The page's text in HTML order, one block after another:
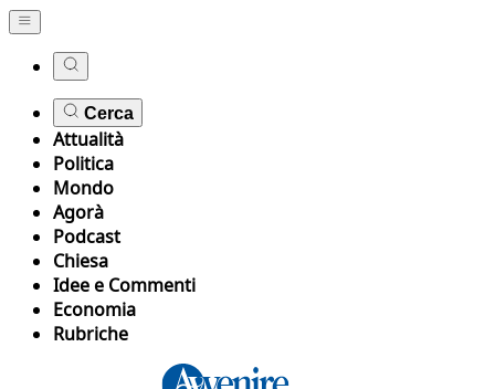
Cerca
Attualità
Politica
Mondo
Agorà
Podcast
Chiesa
Idee e Commenti
Economia
Rubriche